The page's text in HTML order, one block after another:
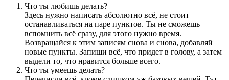
Что ты любишь делать?
Здесь нужно написать абсолютно всё, не стоит
останавливаться на паре пунктов. Ты не сможешь
вспомнить всё сразу, для этого нужно время.
Возвращайся к этим записям снова и снова, добавляй
новые пункты. Запиши всё, что придет в голову, а затем
выдели то, что нравится больше всего.
Что ты умеешь делать?